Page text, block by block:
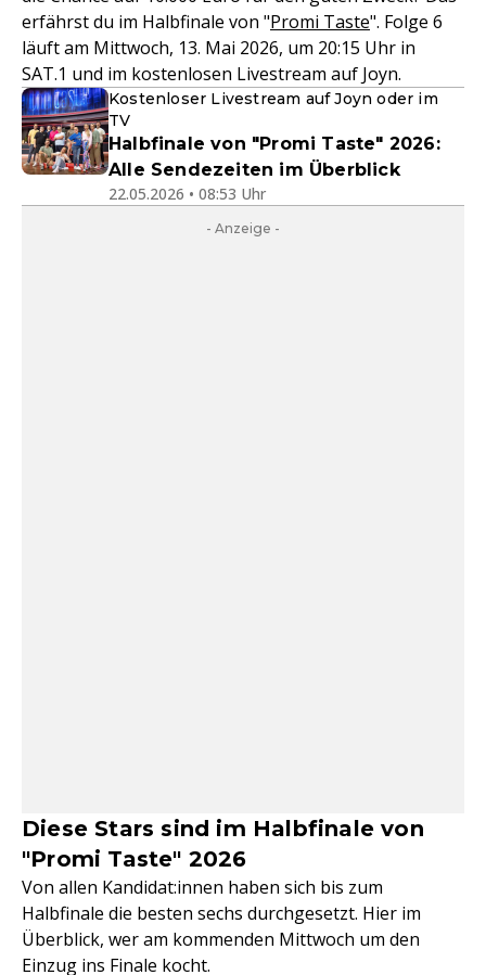
erfährst du im Halbfinale von "Promi Taste". Folge 6
läuft am Mittwoch, 13. Mai 2026, um 20:15 Uhr in
SAT.1 und im kostenlosen Livestream auf Joyn.
Kostenloser Livestream auf Joyn oder im
TV
Halbfinale von "Promi Taste" 2026:
Alle Sendezeiten im Überblick
22.05.2026 • 08:53 Uhr
- Anzeige -
Diese Stars sind im Halbfinale von
"Promi Taste" 2026
Von allen Kandidat:innen haben sich bis zum
Halbfinale die besten sechs durchgesetzt. Hier im
Überblick, wer am kommenden Mittwoch um den
Einzug ins Finale kocht.